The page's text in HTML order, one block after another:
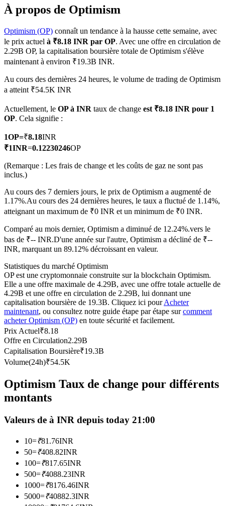
Futures COIN-M
Contrats à terme sur crypto-monnaie
TradFi
Produits dérivés sur actions, forex, métaux précieux et matières
premières
Futures utilisant l'USDC comme garantie
Copie de Trading
Rejoignez les meilleurs traders
Devenez un trader de copie
Profitez du partage des bénéfices et des commissions de copy
trading
À propos de Optimism
Optimism (OP) connaît un tendance à la hausse cette semaine, avec
le prix actuel à ₹8.18 INR par OP. Avec une offre en circulation de
2.29B OP, la capitalisation boursière totale de Optimism s'élève
maintenant à environ ₹19.3B INR.
Au cours des dernières 24 heures, le volume de trading de Optimism
a atteint ₹54.5K INR
Actuellement, le OP à INR taux de change est ₹8.18 INR pour 1
OP. Cela signifie :
1OP=₹8.18INR
₹1INR=0.12230246OP
(Remarque : Les frais de change et les coûts de gaz ne sont pas
inclus.)
Au cours des 7 derniers jours, le prix de Optimism a augmenté de
1.17%.Au cours des 24 dernières heures, le taux a fluctué de 1.14%,
atteignant un maximum de ₹0 INR et un minimum de ₹0 INR.
Comparé au mois dernier, Optimism a diminué de 12.24%.vers le
bas de ₹-- INR.D'une année sur l'autre, Optimism a décliné de ₹--
INR, marquant un 89.12% décroissant en valeur.
Statistiques du marché Optimism
OP est une cryptomonnaie construite sur la blockchain Optimism.
Elle a une offre maximale de 4.29B, avec une offre totale actuelle de
4.29B et une offre en circulation de 2.29B, lui donnant une
capitalisation boursière de 19.3B. Cliquez ici pourAcheter
maintenant, ou consultez notre guide étape par étape surcomment
acheter Optimism (OP) en toute sécurité et facilement.
Prix Actuel₹8.18
Offre en Circulation2.29B
Capitalisation Boursière₹19.3B
Volume(24h)₹54.5K
Optimism Taux de change pour différents
montants
Valeurs de à INR depuis today 21:00
10=₹81.76INR
50=₹408.82INR
100=₹817.65INR
500=₹4088.23INR
1000=₹8176.46INR
5000=₹40882.3INR